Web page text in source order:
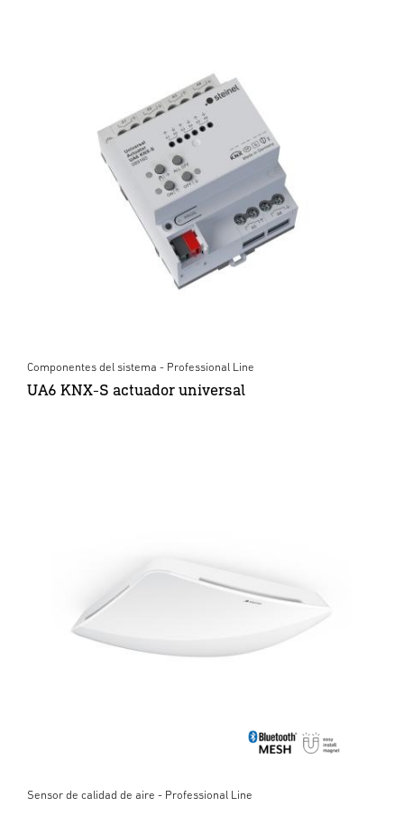
Componentes del sistema - Professional Line
UA6 KNX-S actuador universal
Sensor de calidad de aire - Professional Line